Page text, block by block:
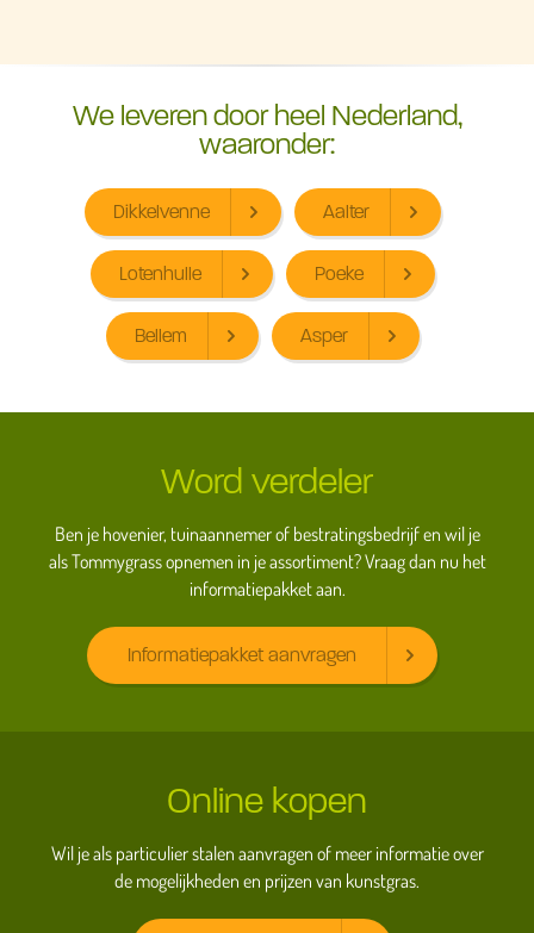
We leveren door heel Nederland,
waaronder:
Dikkelvenne Aalter
Lotenhulle Poeke
Bellem Asper
Word verdeler
Ben je hovenier, tuinaannemer of bestratingsbedrijf en wil je
als Tommygrass opnemen in je assortiment? Vraag dan nu het
informatiepakket aan.
Informatiepakket aanvragen
Online kopen
Wil je als particulier stalen aanvragen of meer informatie over
de mogelijkheden en prijzen van kunstgras.